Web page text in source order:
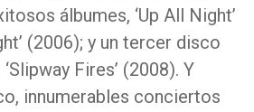
álbumes, ‘Up All Night’
(2006); y un tercer disco
Fires’ (2008). Y
innumerables conciertos